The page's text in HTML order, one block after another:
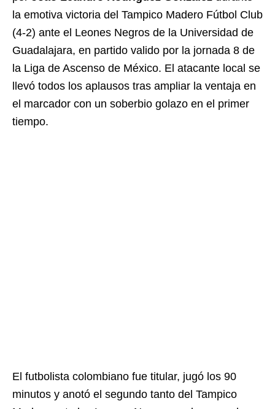
la emotiva victoria del Tampico Madero Fútbol Club
(4-2) ante el Leones Negros de la Universidad de
Guadalajara, en partido valido por la jornada 8 de
la Liga de Ascenso de México. El atacante local se
llevó todos los aplausos tras ampliar la ventaja en
el marcador con un soberbio golazo en el primer
tiempo.
El futbolista colombiano fue titular, jugó los 90
minutos y anotó el segundo tanto del Tampico